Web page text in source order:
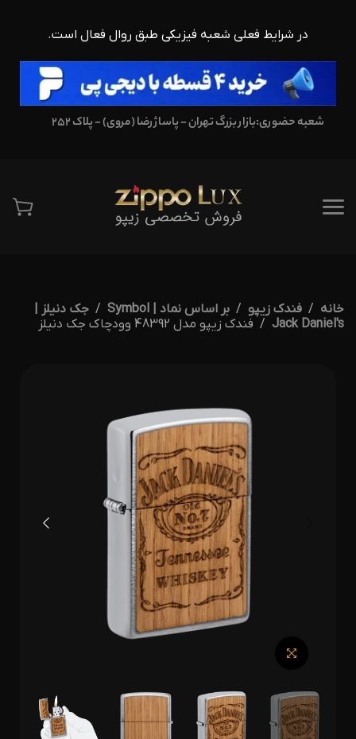
در شرایط فعلی شعبه فیزیکی طبق روال فعال است.
شعبه حضوری:بازار بزرگ تهران - پاساژ رضا (مروی) - پلاک 252
خانه فندک زیپو بر اساس نماد | Symbol
جک دنیلز |
Jack Daniel's
فندک زیپو مدل 48392 وودچاک جک دنیلز